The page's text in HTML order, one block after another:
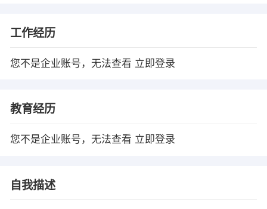
工作经历
您不是企业账号，无法查看 立即登录
教育经历
您不是企业账号，无法查看 立即登录
自我描述